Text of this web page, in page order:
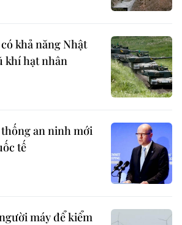
khả năng Nhật
khí hạt nhân
an ninh mới
tế
máy để kiểm